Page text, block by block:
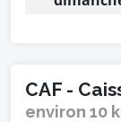
CAF -
environ 10